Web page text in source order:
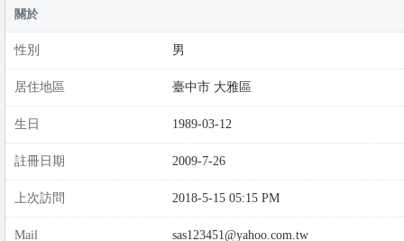
關於
性別 男
居住地區 臺中市 大雅區
生日 1989-03-12
註冊日期 2009-7-26
上次訪問 2018-5-15 05:15 PM
Mail sas123451@yahoo.com.tw